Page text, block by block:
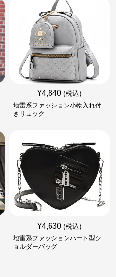
¥4,840 (税込)
地雷系ファッション小物入れ付
きリュック
¥4,630 (税込)
地雷系ファッションハート型シ
ョルダーバッグ